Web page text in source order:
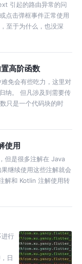
引起的路由异常的问
点击弹框事件正常使用
至于为什么，也没深
了Scaffol…
高阶函数
免会有些吃力，这里对
纳。 但凡涉及到需要传
只是一个代码块的时
中。 也就是…
使用
但是很多注解在 Java
继续使用这些注解就会
解和 Kotlin 注解使用转
…
行
日